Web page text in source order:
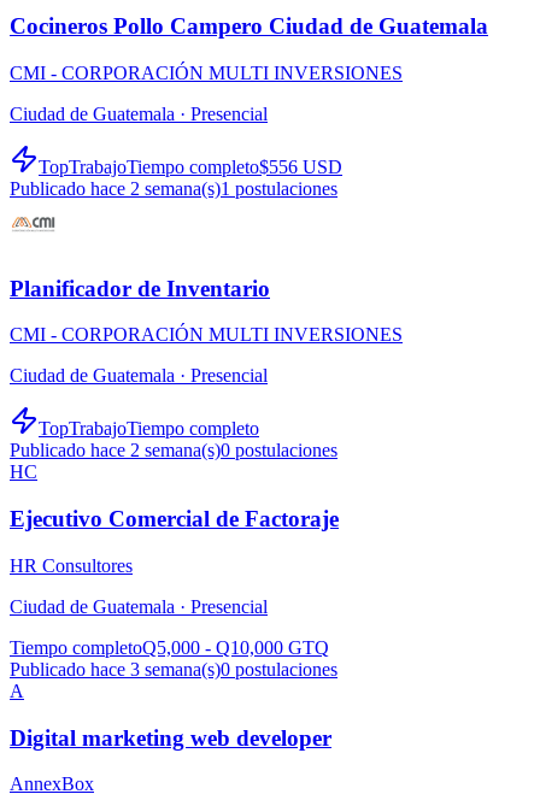
Cocineros Pollo Campero Ciudad de Guatemala
CMI - CORPORACIÓN MULTI INVERSIONES
Ciudad de Guatemala · Presencial
TopTrabajoTiempo completo$556 USD
Publicado hace 2 semana(s)1 postulaciones
Planificador de Inventario
CMI - CORPORACIÓN MULTI INVERSIONES
Ciudad de Guatemala · Presencial
TopTrabajoTiempo completo
Publicado hace 2 semana(s)0 postulaciones
HC
Ejecutivo Comercial de Factoraje
HR Consultores
Ciudad de Guatemala · Presencial
Tiempo completoQ5,000 - Q10,000 GTQ
Publicado hace 3 semana(s)0 postulaciones
A
Digital marketing web developer
AnnexBox